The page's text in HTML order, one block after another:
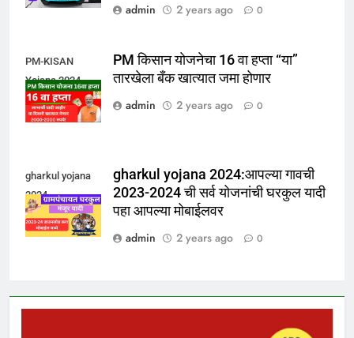
admin
2 years ago 0
PM-KISAN
Yojana 2024
PM किसान योजनेचा 16 वा हप्ता “या”
तारखेला बँक खात्यात जमा होणार
admin
2 years ago 0
gharkul yojana
2024
gharkul yojana 2024:आपल्या गावची
2023-2024 ची सर्व योजनांची घरकुल यादी
पहा आपल्या मोबाईलवर
admin
2 years ago 0